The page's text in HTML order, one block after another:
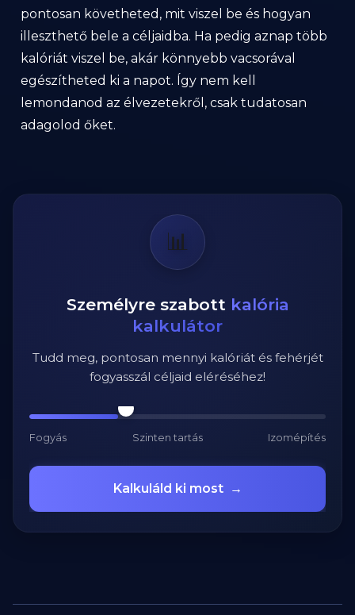
pontosan követheted, mit viszel be és hogyan
illeszthető bele a céljaidba. Ha pedig aznap több
kalóriát viszel be, akár könnyebb vacsorával
egészítheted ki a napot. Így nem kell
lemondanod az élvezetekről, csak tudatosan
adagolod őket.
📊
Személyre szabott kalória
kalkulátor
Tudd meg, pontosan mennyi kalóriát és fehérjét
fogyasszál céljaid eléréséhez!
Fogyás Szinten tartás Izomépítés
Kalkuláld ki most →